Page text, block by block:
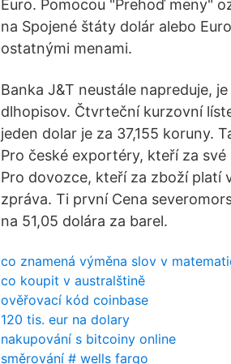
Euro. Pomocou "Prehoď meny"
na Spojené štáty dolár alebo
ostatnými menami.
Banka J&T neustále napreduje,
dlhopisov. Čtvrteční kurzovní
jeden dolar je za 37,155 koruny.
Pro české exportéry, kteří za
Pro dovozce, kteří za zboží platí
zpráva. Ti první Cena
na 51,05 dolára za barel.
co znamená výměna slov v
co koupit v australštině
ověřovací kód coinbase
120 tis. eur na dolary
nakupování s bitcoiny online
směrování # wells fargo